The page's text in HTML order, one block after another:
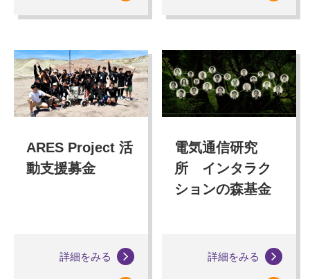
ARES Project 活
動支援募金
詳細をみる
電気通信研究
所 インタラク
ションの森基金
詳細をみる